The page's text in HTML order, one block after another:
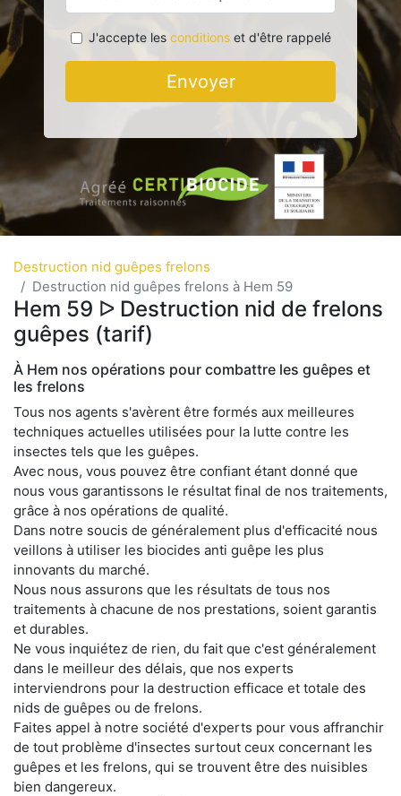
J'accepte les conditionset d'être rappelé
Envoyer
Destruction nid guêpes frelons
Destruction nid guêpes frelons à Hem 59
Hem 59 ᐅ Destruction nid de frelons
guêpes (tarif)
À Hem nos opérations pour combattre les guêpes et
les frelons
Tous nos agents s'avèrent être formés aux meilleures
techniques actuelles utilisées pour la lutte contre les
insectes tels que les guêpes.
Avec nous, vous pouvez être confiant étant donné que
nous vous garantissons le résultat final de nos traitements,
grâce à nos opérations de qualité.
Dans notre soucis de généralement plus d'efficacité nous
veillons à utiliser les biocides anti guêpe les plus
innovants du marché.
Nous nous assurons que les résultats de tous nos
traitements à chacune de nos prestations, soient garantis
et durables.
Ne vous inquiétez de rien, du fait que c'est généralement
dans le meilleur des délais, que nos experts
interviendrons pour la destruction efficace et totale des
nids de guêpes ou de frelons.
Faites appel à notre société d'experts pour vous affranchir
de tout problème d'insectes surtout ceux concernant les
guêpes et les frelons, qui se trouvent être des nuisibles
bien dangereux.